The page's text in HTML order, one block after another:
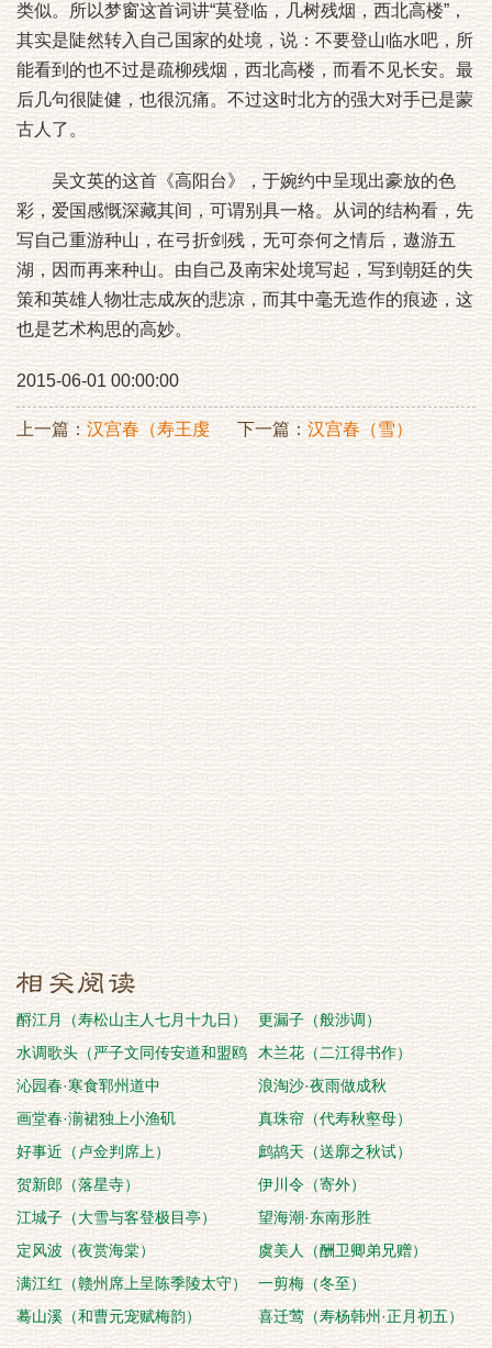
类似。所以梦窗这首词讲“莫登临，几树残烟，西北高楼”，
其实是陡然转入自己国家的处境，说：不要登山临水吧，所
能看到的也不过是疏柳残烟，西北高楼，而看不见长安。最
后几句很陡健，也很沉痛。不过这时北方的强大对手已是蒙
古人了。
吴文英的这首《高阳台》，于婉约中呈现出豪放的色
彩，爱国感慨深藏其间，可谓别具一格。从词的结构看，先
写自己重游种山，在弓折剑残，无可奈何之情后，遨游五
湖，因而再来种山。由自己及南宋处境写起，写到朝廷的失
策和英雄人物壮志成灰的悲凉，而其中毫无造作的痕迹，这
也是艺术构思的高妙。
2015-06-01 00:00:00
上一篇：汉宫春（寿王虔
州）
下一篇：汉宫春（雪）
酹江月（寿松山主人七月十九日）
更漏子（般涉调）
水调歌头（严子文同传安道和盟鸥
韵，和以谢之辛
木兰花（二江得书作）
沁园春·寒食郓州道中
浪淘沙·夜雨做成秋
画堂春·湔裙独上小渔矶
真珠帘（代寿秋壑母）
好事近（卢佥判席上）
鹧鸪天（送廓之秋试）
贺新郎（落星寺）
伊川令（寄外）
江城子（大雪与客登极目亭）
望海潮·东南形胜
定风波（夜赏海棠）
虞美人（酬卫卿弟兄赠）
满江红（赣州席上呈陈季陵太守）
一剪梅（冬至）
蓦山溪（和曹元宠赋梅韵）
喜迁莺（寿杨韩州·正月初五）